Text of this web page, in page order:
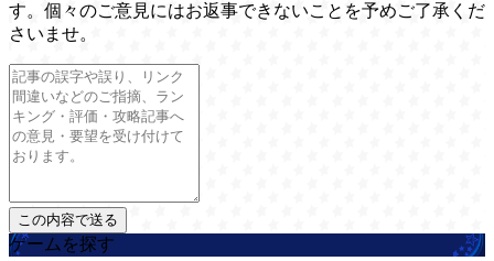
す。個々のご意見にはお返事できないことを予めご了承くだ
さいませ。
ゲームを探す